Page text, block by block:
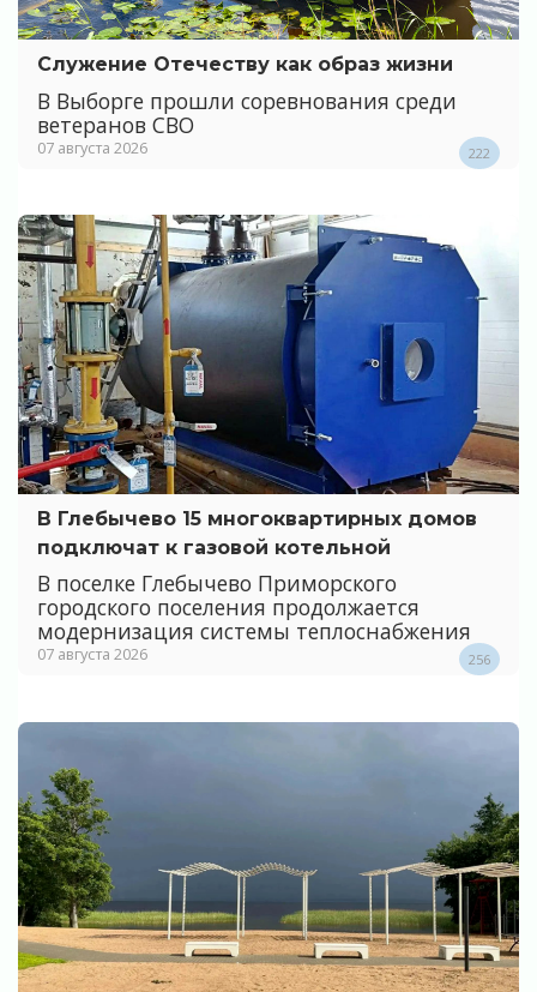
Служение Отечеству как образ жизни
В Выборге прошли соревнования среди
ветеранов СВО
07 августа 2026 222
В Глебычево 15 многоквартирных домов
подключат к газовой котельной
В поселке Глебычево Приморского
городского поселения продолжается
модернизация системы теплоснабжения
07 августа 2026 256